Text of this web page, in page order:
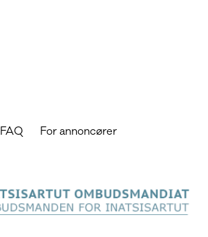
FAQ For annoncører